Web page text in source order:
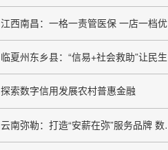
江西南昌：一格一责管医保 一店一档优服务
临夏州东乡县：“信易+社会救助”让民生兜底更精准更公平
探索数字信用发展农村普惠金融
云南弥勒：打造“安薪在弥”服务品牌 数字化监管夯实诚信用工根基